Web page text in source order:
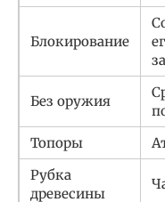
Блокирование
Без оружия
Топоры
Рубка
древесины